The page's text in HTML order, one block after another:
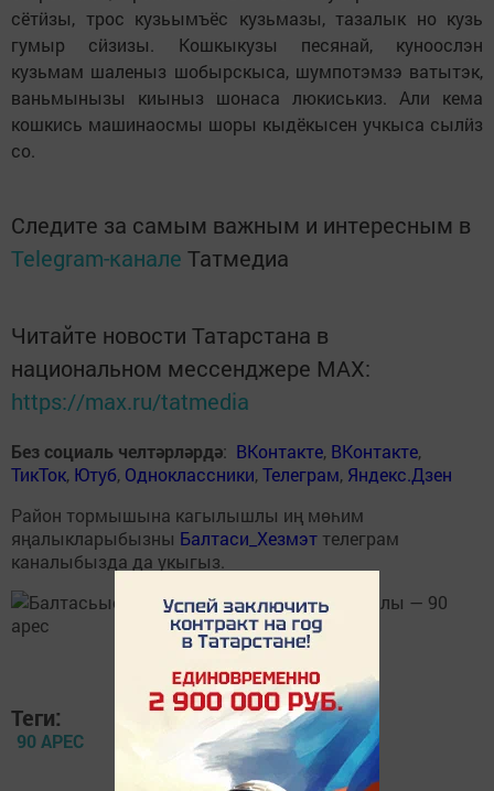
сётӥзы, трос кузьымъёс кузьмазы, тазалык но кузь
гумыр сӥзизы. Кошкыкузы песянай, куноослэн
кузьмам шаленыз шобырскыса, шумпотэмзэ ватытэк,
ваньмынызы киыныз шонаса люкиськиз. Али кема
кошкись машинаосмы шоры кыдёкысен учкыса сылӥз
со.
Следите за самым важным и интересным в
Telegram-канале Татмедиа
Читайте новости Татарстана в
национальном мессенджере MАХ:
https://max.ru/tatmedia
Без социаль челтәрләрдә: ВКонтакте, ВКонтакте,
ТикТок, Ютуб, Одноклассники,Телеграм, Яндекс.Дзен
Район тормышына кагылышлы иң мөһим
яңалыкларыбызны Балтаси_Хезмэт телеграм
каналыбызда да укыгыз.
Теги:
90 АРЕС